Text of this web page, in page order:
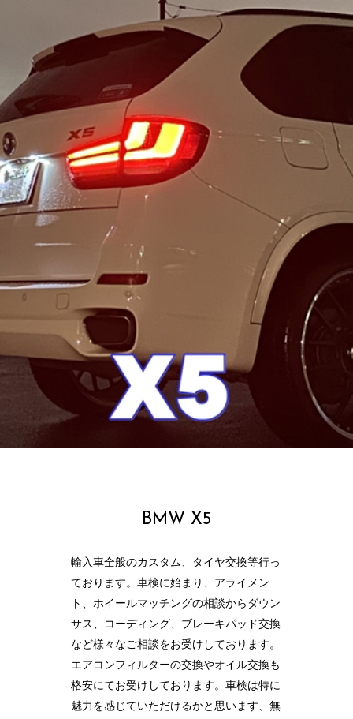
BMW X5
輸入車全般のカスタム、タイヤ交換等行っ
ております。車検に始まり、アライメン
ト、ホイールマッチングの相談からダウン
サス、コーディング、ブレーキパッド交換
など様々なご相談をお受けしております。
エアコンフィルターの交換やオイル交換も
格安にてお受けしております。車検は特に
魅力を感じていただけるかと思います、無